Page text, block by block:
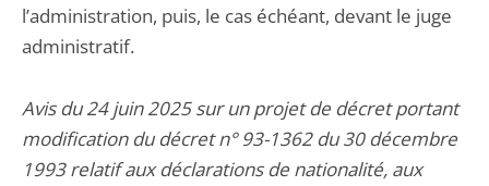
l’administration, puis, le cas échéant, devant le juge
administratif.
Avis du 24 juin 2025 sur un projet de décret portant
modification du décret n° 93-1362 du 30 décembre
1993 relatif aux déclarations de nationalité, aux